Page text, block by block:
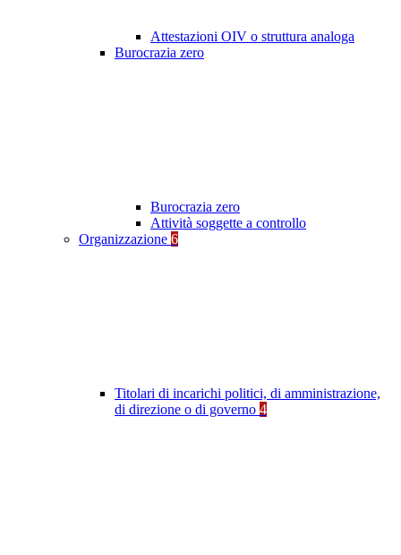
Attestazioni OIV o struttura analoga
Burocrazia zero
Burocrazia zero
Attività soggette a controllo
Organizzazione 6
Titolari di incarichi politici, di amministrazione,
di direzione o di governo 4